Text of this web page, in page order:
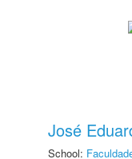
José
School: